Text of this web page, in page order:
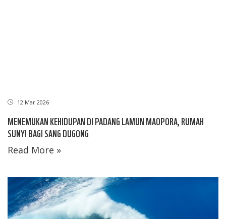
12 Mar 2026
MENEMUKAN KEHIDUPAN DI PADANG LAMUN MAOPORA, RUMAH
SUNYI BAGI SANG DUGONG
Read More »